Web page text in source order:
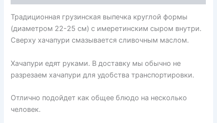
Традиционная грузинская выпечка круглой формы
(диаметром 22-25 см) с имеретинским сыром внутри.
Сверху хачапури смазывается сливочным маслом.
Хачапури едят руками. В доставку мы обычно не
разрезаем хачапури для удобства транспортировки.
Отлично подойдет как общее блюдо на несколько
человек.